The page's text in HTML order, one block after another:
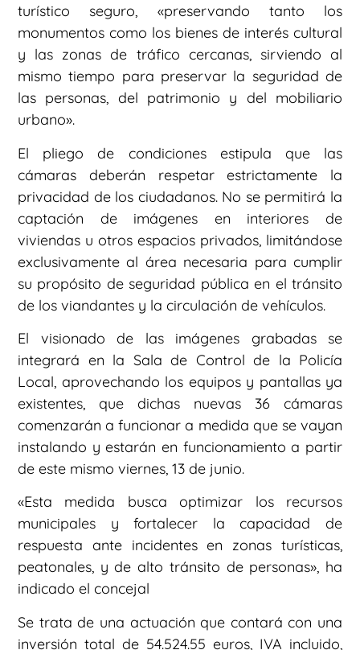
turístico seguro, «preservando tanto los
monumentos como los bienes de interés cultural
y las zonas de tráfico cercanas, sirviendo al
mismo tiempo para preservar la seguridad de
las personas, del patrimonio y del mobiliario
urbano».
El pliego de condiciones estipula que las
cámaras deberán respetar estrictamente la
privacidad de los ciudadanos. No se permitirá la
captación de imágenes en interiores de
viviendas u otros espacios privados, limitándose
exclusivamente al área necesaria para cumplir
su propósito de seguridad pública en el tránsito
de los viandantes y la circulación de vehículos.
El visionado de las imágenes grabadas se
integrará en la Sala de Control de la Policía
Local, aprovechando los equipos y pantallas ya
existentes, que dichas nuevas 36 cámaras
comenzarán a funcionar a medida que se vayan
instalando y estarán en funcionamiento a partir
de este mismo viernes, 13 de junio.
«Esta medida busca optimizar los recursos
municipales y fortalecer la capacidad de
respuesta ante incidentes en zonas turísticas,
peatonales, y de alto tránsito de personas», ha
indicado el concejal
Se trata de una actuación que contará con una
inversión total de 54.524.55 euros, IVA incluido,